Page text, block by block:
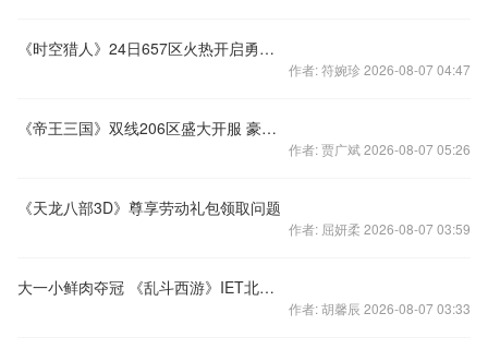
《时空猎人》24日657区火热开启勇闯时空堡垒
作者: 符婉珍 2026-08-07 04:47
《帝王三国》双线206区盛大开服 豪华献礼
作者: 贾广斌 2026-08-07 05:26
《天龙八部3D》尊享劳动礼包领取问题
作者: 屈妍柔 2026-08-07 03:59
大一小鲜肉夺冠 《乱斗西游》IET北京高校预选赛一手战报
作者: 胡馨辰 2026-08-07 03:33